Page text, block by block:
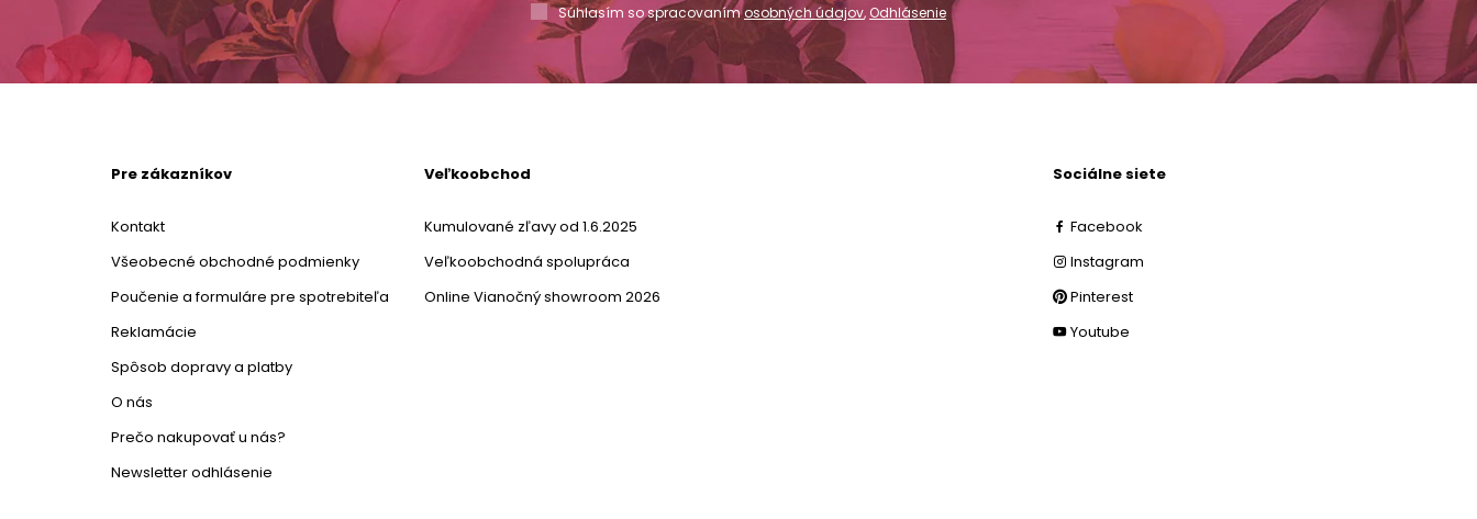
Súhlasím so spracovanímosobných údajov,Odhlásenie
Pre zákazníkov
Kontakt
Všeobecné obchodné podmienky
Poučenie a formuláre pre spotrebiteľa
Reklamácie
Spôsob dopravy a platby
O nás
Prečo nakupovať u nás?
Newsletter odhlásenie
Veľkoobchod
Kumulované zľavy od 1.6.2025
Veľkoobchodná spolupráca
Online Vianočný showroom 2026
Sociálne siete
Facebook
Instagram
Pinterest
Youtube